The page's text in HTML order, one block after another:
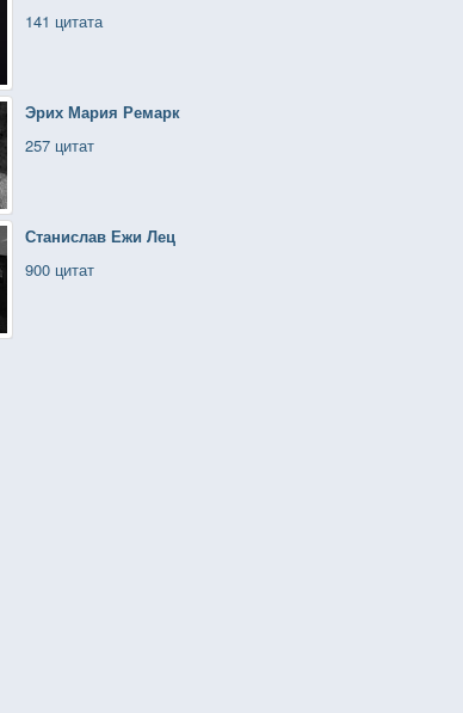
141 цитата
Эрих Мария Ремарк
257 цитат
Станислав Ежи Лец
900 цитат